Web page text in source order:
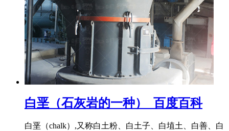
白垩（石灰岩的一种）_百度百科
白垩（chalk）,又称白土粉、白土子、白埴土、白善、白